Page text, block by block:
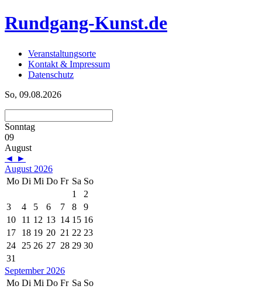
Rundgang-Kunst.de
Veranstaltungsorte
Kontakt & Impressum
Datenschutz
So, 09.08.2026
Sonntag
09
August
◄ ►
August 2026
Mo Di Mi Do Fr Sa So
1
2
3
4 5 6 7 8
9
10
11 12 13 14 15 16
17
18 19 20 21 22 23
24 25 26 27 28 29 30
31
September 2026
Mo Di Mi Do Fr Sa So